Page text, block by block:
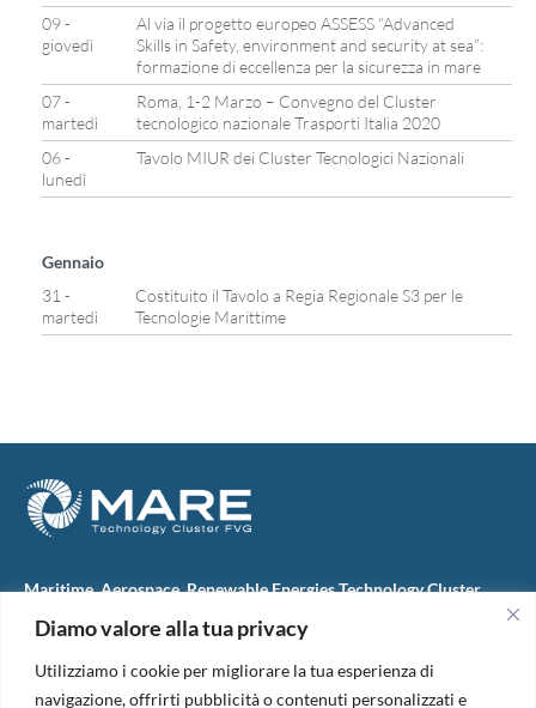
Diamo valore alla tua privacy
Utilizziamo i cookie per migliorare la tua esperienza di
navigazione, offrirti pubblicità o contenuti personalizzati e
09 -
giovedì
Al via il progetto europeo ASSESS “Advanced
Skills in Safety, environment and security at sea”:
formazione di eccellenza per la sicurezza in mare
07 -
martedì
Roma, 1-2 Marzo – Convegno del Cluster
tecnologico nazionale Trasporti Italia 2020
06 -
lunedì
Tavolo MIUR dei Cluster Tecnologici Nazionali
Gennaio
31 -
martedì
Costituito il Tavolo a Regia Regionale S3 per le
Tecnologie Marittime
Maritime, Aerospace, Renewable Energies Technology Cluster
M.A.R.E. TC FVG S.c.ar.l.
34074 Monfalcone (Italy)
tel. +39 0481 723440